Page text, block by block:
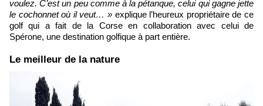
voulez. C’est un peu comme à la pétanque, celui qui gagne jette
le cochonnet où il veut… » explique l’heureux propriétaire de ce
golf qui a fait de la Corse en collaboration avec celui de
Spérone, une destination golfique à part entière.
​Le meilleur de la nature